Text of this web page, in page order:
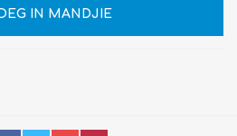
IN MANDJIE